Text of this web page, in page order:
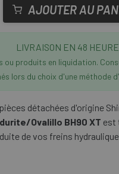
AJOUTER AU
LIVRAISON EN 48
ou produits en liquidation.
lors du choix d'une méthode
détachées d'origine
Ovalillo BH90 XT est
de vos freins